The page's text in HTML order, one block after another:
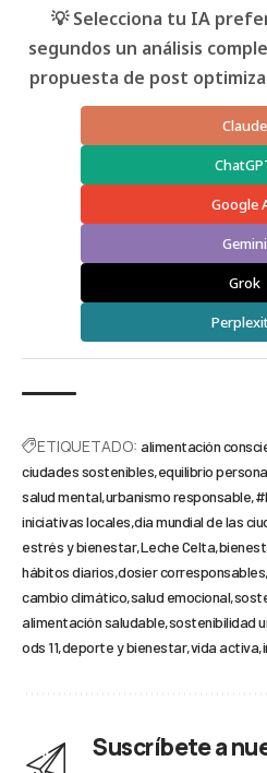
💡 Selecciona tu IA
segundos un análisis
propuesta de post
Claude
Google
Gemini
Grok
ETIQUETADO: alimentación
ciudades sostenibles equilibrio
salud mental urbanismo responsable
iniciativas locales dia mundial de las
estrés y bienestar Leche Celta
hábitos diarios dosier corresponsables
cambio climático salud emocional
alimentación saludable sostenibilidad
ods 11 deporte y bienestar vida activa
Suscríbete a